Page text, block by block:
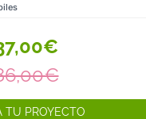
TU PROYECTO